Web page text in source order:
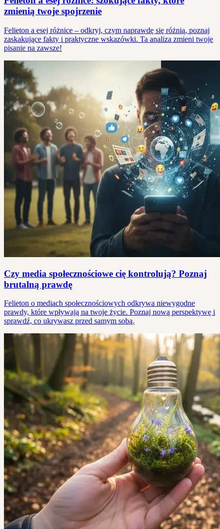
zmienią twoje spojrzenie
Felieton a esej różnice – odkryj, czym naprawdę się różnią, poznaj
zaskakujące fakty i praktyczne wskazówki. Ta analiza zmieni twoje
pisanie na zawsze!
Czy media społecznościowe cię kontrolują? Poznaj
brutalną prawdę
Felieton o mediach społecznościowych odkrywa niewygodne
prawdy, które wpływają na twoje życie. Poznaj nową perspektywę i
sprawdź, co ukrywasz przed samym sobą.